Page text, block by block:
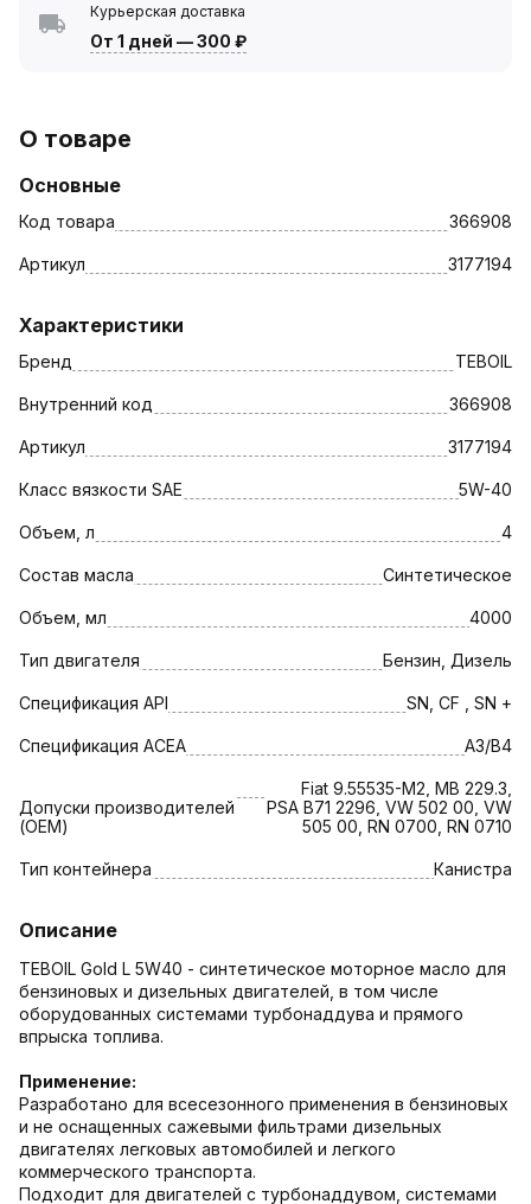
Курьерская доставка
От 1 дней —300 ₽
О товаре
Основные
Код товара 366908
Артикул 3177194
Характеристики
Бренд TEBOIL
Внутренний код 366908
Артикул 3177194
Класс вязкости SAE 5W-40
Объем, л 4
Состав масла Синтетическое
Объем, мл 4000
Тип двигателя Бензин, Дизель
Спецификация API SN, CF , SN +
Спецификация АСЕА A3/B4
Допуски производителей
(OEM)
Fiat 9.55535-M2, MB 229.3,
PSA B71 2296, VW 502 00, VW
505 00, RN 0700, RN 0710
Тип контейнера Канистра
Описание
TEBOIL Gold L 5W40 - синтетическое моторное масло для
бензиновых и дизельных двигателей, в том числе
оборудованных системами турбонаддува и прямого
впрыска топлива.
Применение:
Разработано для всесезонного применения в бензиновых
и не оснащенных сажевыми фильтрами дизельных
двигателях легковых автомобилей и легкого
коммерческого транспорта.
Подходит для двигателей с турбонаддувом, системами